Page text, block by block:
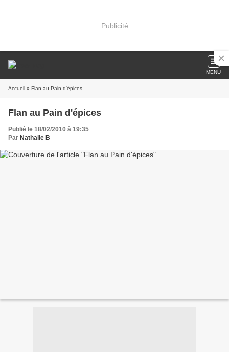
Publicité
MENU
Accueil » Flan au Pain d'épices
Flan au Pain d'épices
Publié le 18/02/2010 à 19:35
Par Nathalie B